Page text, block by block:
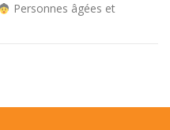
Personnes âgées et